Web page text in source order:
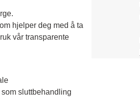
hjelper deg med å ta
vår transparente
sluttbehandling